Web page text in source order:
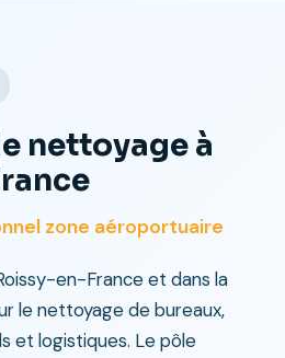
nettoyage à
zone aéroportuaire
en-France et dans la
le nettoyage de bureaux,
et logistiques. Le pôle